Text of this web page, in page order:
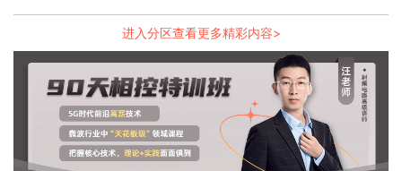
来在NIO IN 2024蔚来创新科进入分区查看更多精彩内容>